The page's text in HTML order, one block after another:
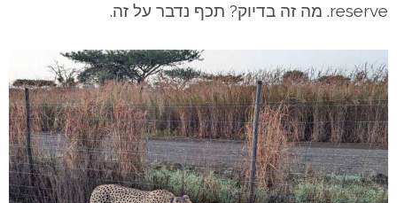
reserve. מה זה בדיוק? תכף נדבר על זה.